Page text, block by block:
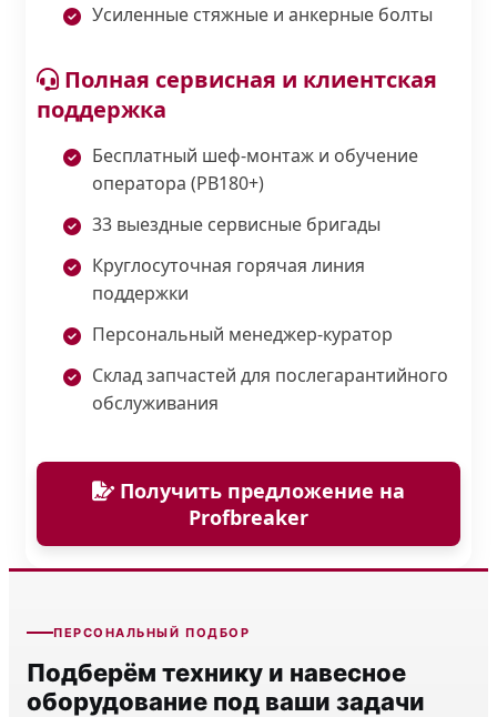
Усиленные стяжные и анкерные болты
Полная сервисная и клиентская
поддержка
Бесплатный шеф-монтаж и обучение
оператора (PB180+)
33 выездные сервисные бригады
Круглосуточная горячая линия
поддержки
Персональный менеджер-куратор
Склад запчастей для послегарантийного
обслуживания
Получить предложение на
Profbreaker
ПЕРСОНАЛЬНЫЙ ПОДБОР
Подберём технику и навесное
оборудование под ваши задачи